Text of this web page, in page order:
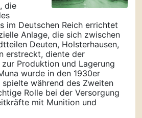
die
im Deutschen Reich errichtet
Anlage, die sich zwischen
Deuten, Holsterhausen,
erstreckt, diente der
Produktion und Lagerung
wurde in den 1930er
während des Zweiten
Rolle bei der Versorgung
mit Munition und